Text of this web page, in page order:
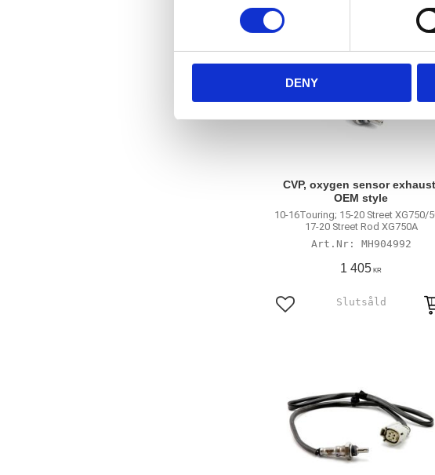
e
DENY
CVP, oxygen sensor
OEM style
10-16Touring; 15-20 Street XG750/
17-20 Street Rod XG750A
MH904992
1 405 KR
Lägg till i favoriter